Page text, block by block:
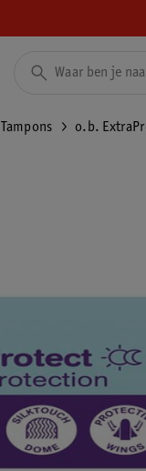
Tampons o.b.